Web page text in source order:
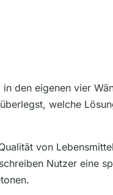
den eigenen vier
welche
von
Nutzer eine